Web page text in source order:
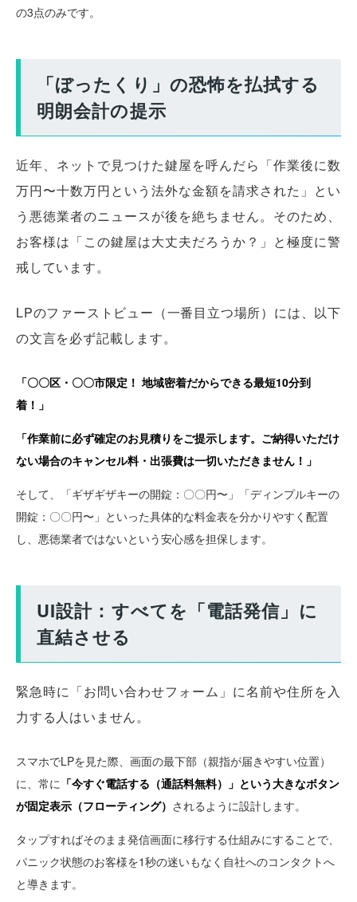
の3点のみです。
「ぼったくり」の恐怖を払拭する
明朗会計の提示
近年、ネットで見つけた鍵屋を呼んだら「作業後に数
万円〜十数万円という法外な金額を請求された」とい
う悪徳業者のニュースが後を絶ちません。そのため、
お客様は「この鍵屋は大丈夫だろうか？」と極度に警
戒しています。
LPのファーストビュー（一番目立つ場所）には、以下
の文言を必ず記載します。
「〇〇区・〇〇市限定！ 地域密着だからできる最短10分到
着！」
「作業前に必ず確定のお見積りをご提示します。ご納得いただけ
ない場合のキャンセル料・出張費は一切いただきません！」
そして、「ギザギザキーの開錠：〇〇円〜」「ディンプルキーの
開錠：〇〇円〜」といった具体的な料金表を分かりやすく配置
し、悪徳業者ではないという安心感を担保します。
UI設計：すべてを「電話発信」に
直結させる
緊急時に「お問い合わせフォーム」に名前や住所を入
力する人はいません。
スマホでLPを見た際、画面の最下部（親指が届きやすい位置）
に、常に 「今すぐ電話する（通話料無料）」という大きなボタン
が固定表示（フローティング） されるように設計します。
タップすればそのまま発信画面に移行する仕組みにすることで、
パニック状態のお客様を1秒の迷いもなく自社へのコンタクトへ
と導きます。